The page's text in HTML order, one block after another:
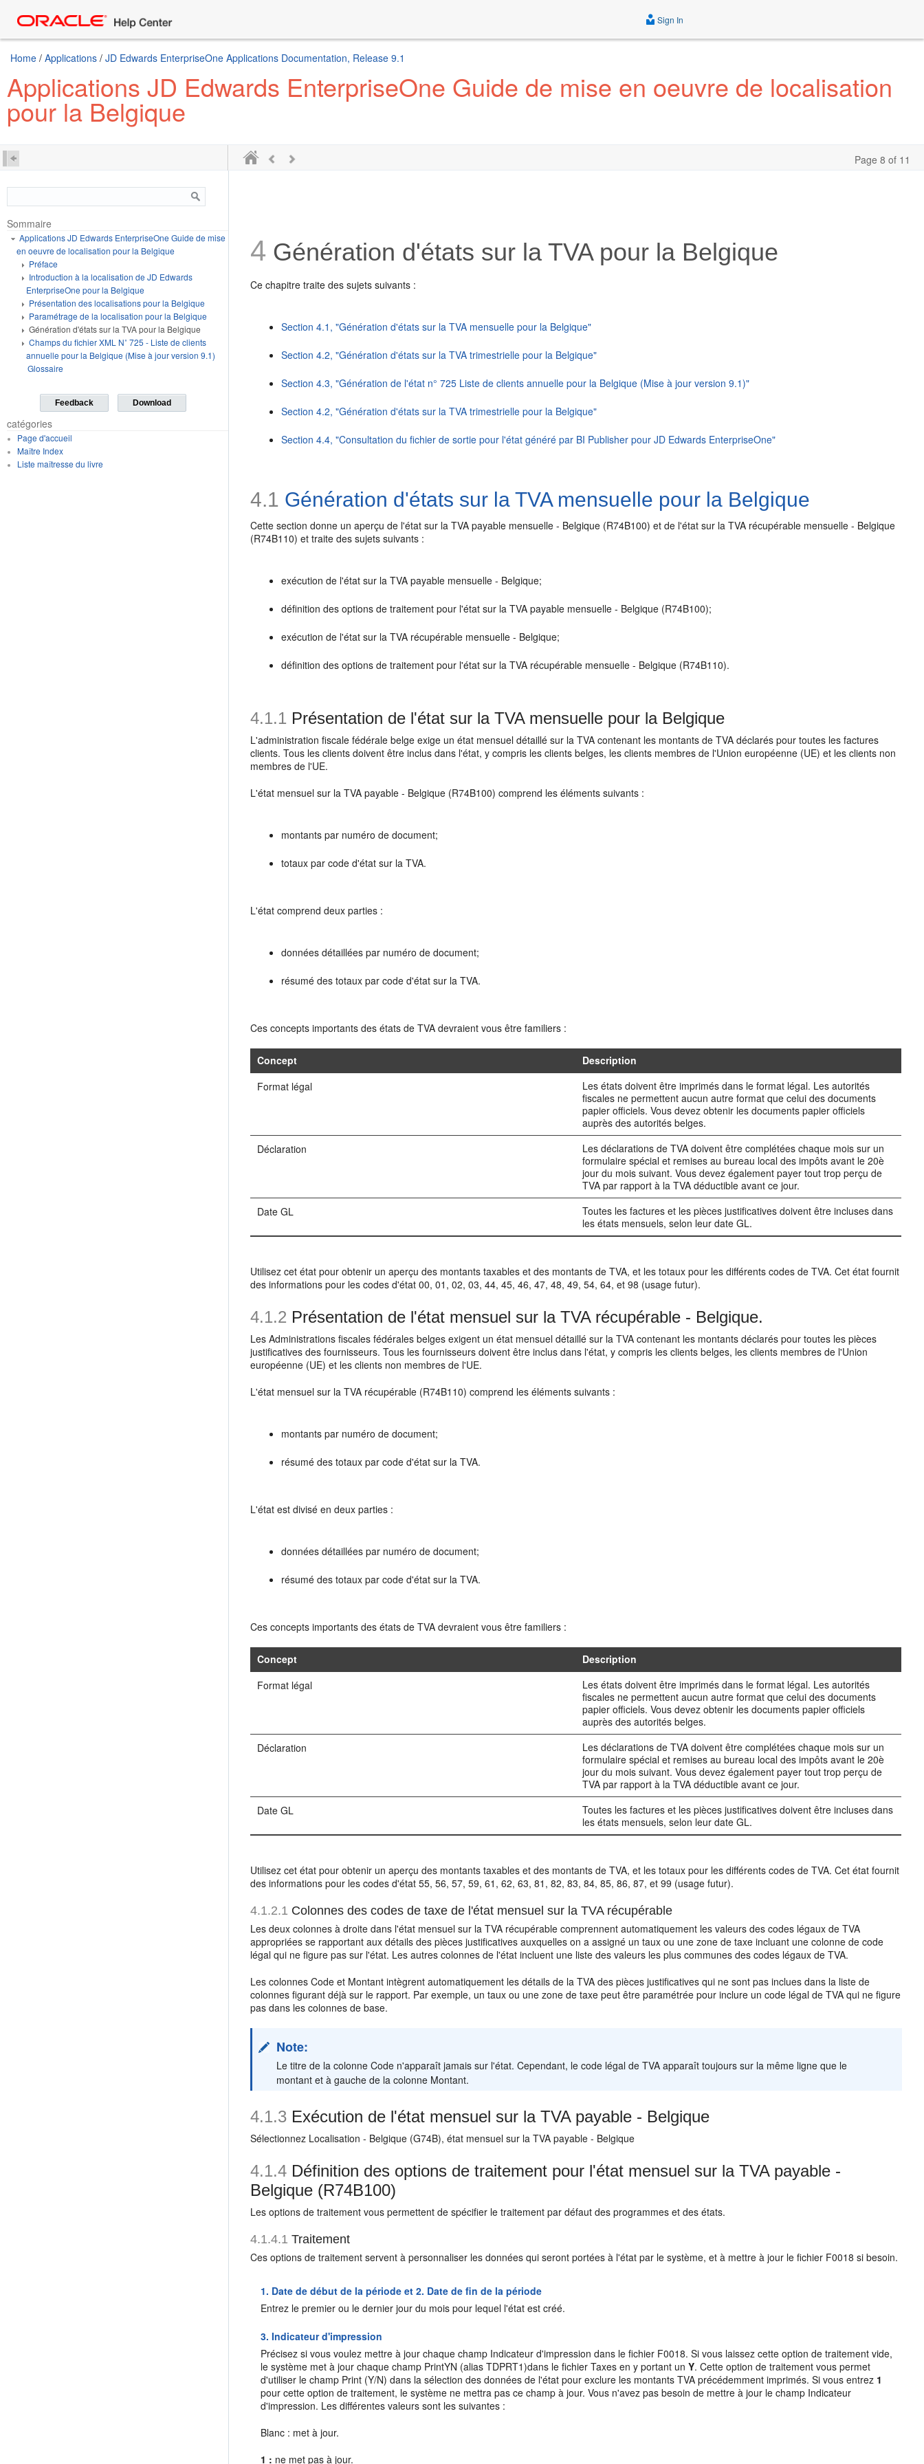
Sign In
Home / Applications / JD Edwards EnterpriseOne Applications Documentation, Release 9.1
Applications JD Edwards EnterpriseOne Guide de mise en oeuvre de localisation
pour la Belgique
Page 8 of 11
Sommaire
Applications JD Edwards EnterpriseOne Guide de mise
en oeuvre de localisation pour la Belgique
Préface
Introduction à la localisation de JD Edwards
EnterpriseOne pour la Belgique
Présentation des localisations pour la Belgique
Paramétrage de la localisation pour la Belgique
Génération d'états sur la TVA pour la Belgique
Champs du fichier XML N˚ 725 - Liste de clients
annuelle pour la Belgique (Mise à jour version 9.1)
Glossaire
Feedback Download
catégories
Page d'accueil
Maître Index
Liste maîtresse du livre
4 Génération d'états sur la TVA pour la Belgique
Ce chapitre traite des sujets suivants :
Section 4.1, "Génération d'états sur la TVA mensuelle pour la Belgique"
Section 4.2, "Génération d'états sur la TVA trimestrielle pour la Belgique"
Section 4.3, "Génération de l'état n° 725 Liste de clients annuelle pour la Belgique (Mise à jour version 9.1)"
Section 4.2, "Génération d'états sur la TVA trimestrielle pour la Belgique"
Section 4.4, "Consultation du fichier de sortie pour l'état généré par BI Publisher pour JD Edwards EnterpriseOne"
4.1 Génération d'états sur la TVA mensuelle pour la Belgique
Cette section donne un aperçu de l'état sur la TVA payable mensuelle - Belgique (R74B100) et de l'état sur la TVA récupérable mensuelle - Belgique
(R74B110) et traite des sujets suivants :
exécution de l'état sur la TVA payable mensuelle - Belgique;
définition des options de traitement pour l'état sur la TVA payable mensuelle - Belgique (R74B100);
exécution de l'état sur la TVA récupérable mensuelle - Belgique;
définition des options de traitement pour l'état sur la TVA récupérable mensuelle - Belgique (R74B110).
4.1.1 Présentation de l'état sur la TVA mensuelle pour la Belgique
L'administration fiscale fédérale belge exige un état mensuel détaillé sur la TVA contenant les montants de TVA déclarés pour toutes les factures
clients. Tous les clients doivent être inclus dans l'état, y compris les clients belges, les clients membres de l'Union européenne (UE) et les clients non
membres de l'UE.
L'état mensuel sur la TVA payable - Belgique (R74B100) comprend les éléments suivants :
montants par numéro de document;
totaux par code d'état sur la TVA.
L'état comprend deux parties :
données détaillées par numéro de document;
résumé des totaux par code d'état sur la TVA.
Ces concepts importants des états de TVA devraient vous être familiers :
Concept
Description
Format légal
Les états doivent être imprimés dans le format légal. Les autorités
fiscales ne permettent aucun autre format que celui des documents
papier officiels. Vous devez obtenir les documents papier officiels
auprès des autorités belges.
Déclaration
Les déclarations de TVA doivent être complétées chaque mois sur un
formulaire spécial et remises au bureau local des impôts avant le 20è
jour du mois suivant. Vous devez également payer tout trop perçu de
TVA par rapport à la TVA déductible avant ce jour.
Date GL
Toutes les factures et les pièces justificatives doivent être incluses dans
les états mensuels, selon leur date GL.
Utilisez cet état pour obtenir un aperçu des montants taxables et des montants de TVA, et les totaux pour les différents codes de TVA. Cet état fournit
des informations pour les codes d'état 00, 01, 02, 03, 44, 45, 46, 47, 48, 49, 54, 64, et 98 (usage futur).
4.1.2 Présentation de l'état mensuel sur la TVA récupérable - Belgique.
Les Administrations fiscales fédérales belges exigent un état mensuel détaillé sur la TVA contenant les montants déclarés pour toutes les pièces
justificatives des fournisseurs. Tous les fournisseurs doivent être inclus dans l'état, y compris les clients belges, les clients membres de l'Union
européenne (UE) et les clients non membres de l'UE.
L'état mensuel sur la TVA récupérable (R74B110) comprend les éléments suivants :
montants par numéro de document;
résumé des totaux par code d'état sur la TVA.
L'état est divisé en deux parties :
données détaillées par numéro de document;
résumé des totaux par code d'état sur la TVA.
Ces concepts importants des états de TVA devraient vous être familiers :
Concept
Description
Format légal
Les états doivent être imprimés dans le format légal. Les autorités
fiscales ne permettent aucun autre format que celui des documents
papier officiels. Vous devez obtenir les documents papier officiels
auprès des autorités belges.
Déclaration
Les déclarations de TVA doivent être complétées chaque mois sur un
formulaire spécial et remises au bureau local des impôts avant le 20è
jour du mois suivant. Vous devez également payer tout trop perçu de
TVA par rapport à la TVA déductible avant ce jour.
Date GL
Toutes les factures et les pièces justificatives doivent être incluses dans
les états mensuels, selon leur date GL.
Utilisez cet état pour obtenir un aperçu des montants taxables et des montants de TVA, et les totaux pour les différents codes de TVA. Cet état fournit
des informations pour les codes d'état 55, 56, 57, 59, 61, 62, 63, 81, 82, 83, 84, 85, 86, 87, et 99 (usage futur).
4.1.2.1 Colonnes des codes de taxe de l'état mensuel sur la TVA récupérable
Les deux colonnes à droite dans l'état mensuel sur la TVA récupérable comprennent automatiquement les valeurs des codes légaux de TVA
appropriées se rapportant aux détails des pièces justificatives auxquelles on a assigné un taux ou une zone de taxe incluant une colonne de code
légal qui ne figure pas sur l'état. Les autres colonnes de l'état incluent une liste des valeurs les plus communes des codes légaux de TVA.
Les colonnes Code et Montant intègrent automatiquement les détails de la TVA des pièces justificatives qui ne sont pas inclues dans la liste de
colonnes figurant déjà sur le rapport. Par exemple, un taux ou une zone de taxe peut être paramétrée pour inclure un code légal de TVA qui ne figure
pas dans les colonnes de base.
Note:
Le titre de la colonne Code n'apparaît jamais sur l'état. Cependant, le code légal de TVA apparaît toujours sur la même ligne que le
montant et à gauche de la colonne Montant.
4.1.3 Exécution de l'état mensuel sur la TVA payable - Belgique
Sélectionnez Localisation - Belgique (G74B), état mensuel sur la TVA payable - Belgique
4.1.4 Définition des options de traitement pour l'état mensuel sur la TVA payable -
Belgique (R74B100)
Les options de traitement vous permettent de spécifier le traitement par défaut des programmes et des états.
4.1.4.1 Traitement
Ces options de traitement servent à personnaliser les données qui seront portées à l'état par le système, et à mettre à jour le fichier F0018 si besoin.
1. Date de début de la période et 2. Date de fin de la période
Entrez le premier ou le dernier jour du mois pour lequel l'état est créé.
3. Indicateur d'impression
Précisez si vous voulez mettre à jour chaque champ Indicateur d'impression dans le fichier F0018. Si vous laissez cette option de traitement vide,
le système met à jour chaque champ PrintYN (alias TDPRT1)dans le fichier Taxes en y portant unY. Cette option de traitement vous permet
d'utiliser le champ Print (Y/N) dans la sélection des données de l'état pour exclure les montants TVA précédemment imprimés. Si vous entrez 1
pour cette option de traitement, le système ne mettra pas ce champ à jour. Vous n'avez pas besoin de mettre à jour le champ Indicateur
d'impression. Les différentes valeurs sont les suivantes :
Blanc : met à jour.
1 : ne met pas à jour.